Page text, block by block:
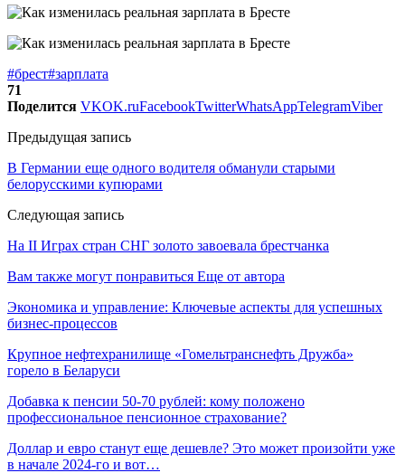
#брест#зарплата
71
Поделится VKOK.ruFacebookTwitterWhatsAppTelegramViber
Предыдущая запись
В Германии еще одного водителя обманули старыми
белорусскими купюрами
Следующая запись
На II Играх стран СНГ золото завоевала брестчанка
Вам также могут понравиться Еще от автора
Экономика и управление: Ключевые аспекты для успешных
бизнес-процессов
Крупное нефтехранилище «Гомельтранснефть Дружба»
горело в Беларуси
Добавка к пенсии 50-70 рублей: кому положено
профессиональное пенсионное страхование?
Доллар и евро станут еще дешевле? Это может произойти уже
в начале 2024-го и вот…